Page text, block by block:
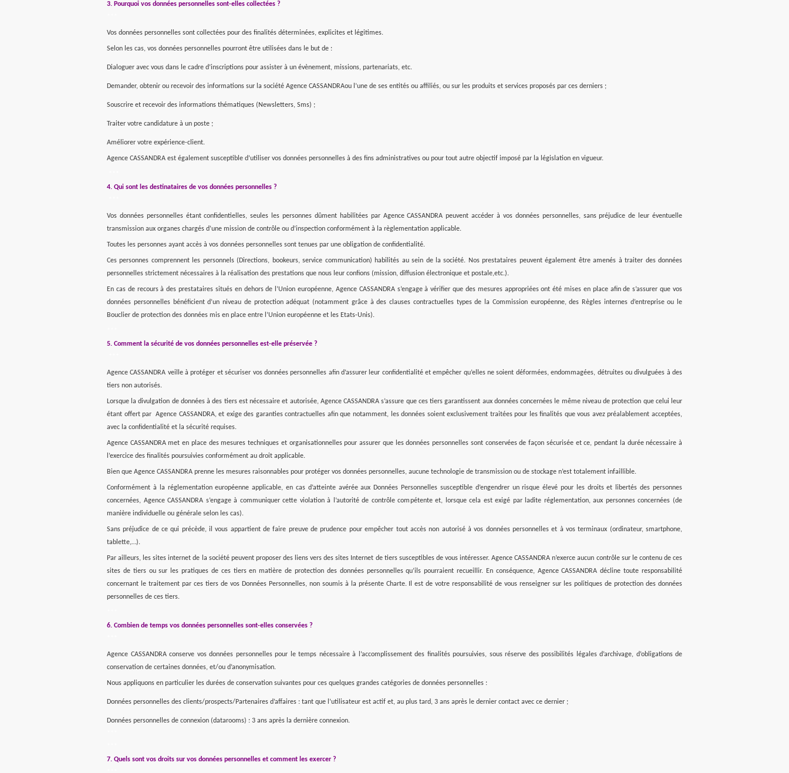
3. Pourquoi vos données personnelles sont-elles collectées ?
Vos données personnelles sont collectées pour des finalités déterminées, explicites et légitimes.
Selon les cas, vos données personnelles pourront être utilisées dans le but de :
Dialoguer avec vous dans le cadre d’inscriptions pour assister à un évènement, missions, partenariats, etc.
Demander, obtenir ou recevoir des informations sur la société Agence CASSANDRAou l’une de ses entités ou affiliés, ou sur les produits et services proposés par ces derniers ;
Souscrire et recevoir des informations thématiques (Newsletters, Sms) ;
Traiter votre candidature à un poste ;
Améliorer votre expérience-client.
Agence CASSANDRA est également susceptible d’utiliser vos données personnelles à des fins administratives ou pour tout autre objectif imposé par la législation en vigueur.
4. Qui sont les destinataires de vos données personnelles ?
Vos données personnelles étant confidentielles, seules les personnes dûment habilitées par Agence CASSANDRA peuvent accéder à vos données personnelles, sans préjudice de leur éventuelle
transmission aux organes chargés d’une mission de contrôle ou d’inspection conformément à la règlementation applicable.
Toutes les personnes ayant accès à vos données personnelles sont tenues par une obligation de confidentialité.
Ces personnes comprennent les personnels (Directions, bookeurs, service communication) habilités au sein de la société. Nos prestataires peuvent également être amenés à traiter des données
personnelles strictement nécessaires à la réalisation des prestations que nous leur confions (mission, diffusion électronique et postale,etc.).
En cas de recours à des prestataires situés en dehors de l’Union européenne, Agence CASSANDRA s’engage à vérifier que des mesures appropriées ont été mises en place afin de s’assurer que vos
données personnelles bénéficient d’un niveau de protection adéquat (notamment grâce à des clauses contractuelles types de la Commission européenne, des Règles internes d’entreprise ou le
Bouclier de protection des données mis en place entre l’Union européenne et les Etats-Unis).
5. Comment la sécurité de vos données personnelles est-elle préservée ?
Agence CASSANDRA veille à protéger et sécuriser vos données personnelles afin d’assurer leur confidentialité et empêcher qu’elles ne soient déformées, endommagées, détruites ou divulguées à des
tiers non autorisés.
Lorsque la divulgation de données à des tiers est nécessaire et autorisée, Agence CASSANDRA s’assure que ces tiers garantissent aux données concernées le même niveau de protection que celui leur
étant offert par Agence CASSANDRA, et exige des garanties contractuelles afin que notamment, les données soient exclusivement traitées pour les finalités que vous avez préalablement acceptées,
avec la confidentialité et la sécurité requises.
Agence CASSANDRA met en place des mesures techniques et organisationnelles pour assurer que les données personnelles sont conservées de façon sécurisée et ce, pendant la durée nécessaire à
l’exercice des finalités poursuivies conformément au droit applicable.
Bien que Agence CASSANDRA prenne les mesures raisonnables pour protéger vos données personnelles, aucune technologie de transmission ou de stockage n’est totalement infaillible.
Conformément à la réglementation européenne applicable, en cas d’atteinte avérée aux Données Personnelles susceptible d’engendrer un risque élevé pour les droits et libertés des personnes
concernées, Agence CASSANDRA s’engage à communiquer cette violation à l’autorité de contrôle compétente et, lorsque cela est exigé par ladite réglementation, aux personnes concernées (de
manière individuelle ou générale selon les cas).
Sans préjudice de ce qui précède, il vous appartient de faire preuve de prudence pour empêcher tout accès non autorisé à vos données personnelles et à vos terminaux (ordinateur, smartphone,
tablette,…).
Par ailleurs, les sites internet de la société peuvent proposer des liens vers des sites Internet de tiers susceptibles de vous intéresser. Agence CASSANDRA n’exerce aucun contrôle sur le contenu de ces
sites de tiers ou sur les pratiques de ces tiers en matière de protection des données personnelles qu’ils pourraient recueillir. En conséquence, Agence CASSANDRA décline toute responsabilité
concernant le traitement par ces tiers de vos Données Personnelles, non soumis à la présente Charte. Il est de votre responsabilité de vous renseigner sur les politiques de protection des données
personnelles de ces tiers.
6. Combien de temps vos données personnelles sont-elles conservées ?
Agence CASSANDRA conserve vos données personnelles pour le temps nécessaire à l’accomplissement des finalités poursuivies, sous réserve des possibilités légales d’archivage, d’obligations de
conservation de certaines données, et/ou d’anonymisation.
Nous appliquons en particulier les durées de conservation suivantes pour ces quelques grandes catégories de données personnelles :
Données personnelles des clients/prospects/Partenaires d’affaires : tant que l’utilisateur est actif et, au plus tard, 3 ans après le dernier contact avec ce dernier ;
Données personnelles de connexion (datarooms) : 3 ans après la dernière connexion.
7. Quels sont vos droits sur vos données personnelles et comment les exercer ?